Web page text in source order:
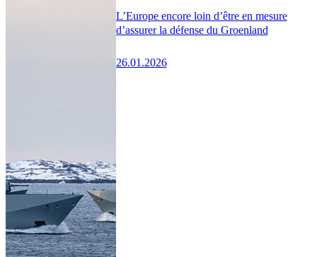
L’Europe encore loin d’être en mesure
d’assurer la défense du Groenland
26.01.2026